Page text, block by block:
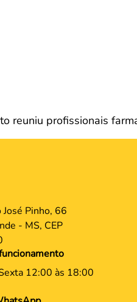
reuniu profissionais
Pinho, 66
- MS, CEP
12:00 às 18:00